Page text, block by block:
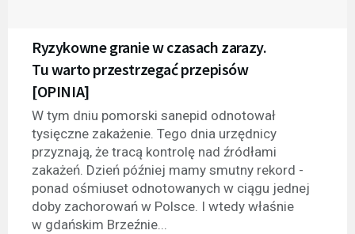
Ryzykowne granie w czasach zarazy.
Tu warto przestrzegać przepisów
[OPINIA]
W tym dniu pomorski sanepid odnotował
tysięczne zakażenie. Tego dnia urzędnicy
przyznają, że tracą kontrolę nad źródłami
zakażeń. Dzień później mamy smutny rekord -
ponad ośmiuset odnotowanych w ciągu jednej
doby zachorowań w Polsce. I wtedy właśnie
w gdańskim Brzeźnie...